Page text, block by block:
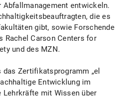
Abfallmanagement entwickeln.
die es
gibt, sowie Forschende
Rachel Carson Centers for
und des MZN.
das Zertifikatsprogramm „el
Entwicklung im
Lehrkräfte mit Wissen über